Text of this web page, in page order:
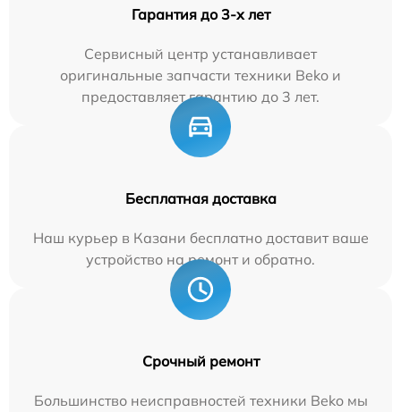
Гарантия до 3-х лет
Сервисный центр устанавливает
оригинальные запчасти техники Beko и
предоставляет гарантию до 3 лет.
Бесплатная доставка
Наш курьер в Казани бесплатно доставит ваше
устройство на ремонт и обратно.
Срочный ремонт
Большинство неисправностей техники Beko мы